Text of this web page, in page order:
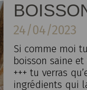
24/04/2023
Si comme moi
boisson saine et
+++ tu verras
ingrédients qui